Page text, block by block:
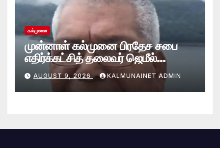
கல்முனை
முன்னாள் கல்முனை பிரதேச சபை
எதிர்க்கட்சித் தலைவர் ஜெமீல்
காலமானார்.!
AUGUST 9, 2026 KALMUNAINET ADMIN